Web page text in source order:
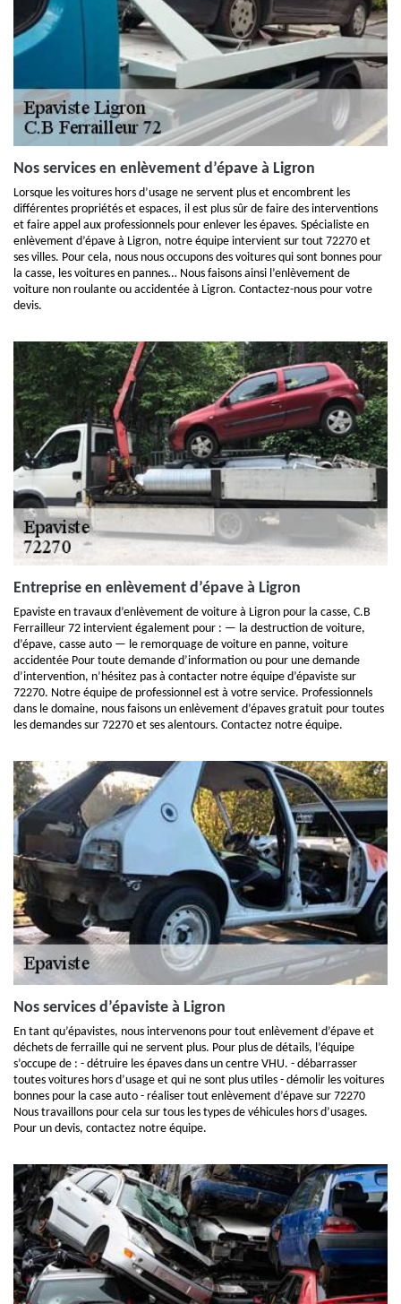
Nos services en enlèvement d’épave à Ligron
Lorsque les voitures hors d’usage ne servent plus et encombrent les
différentes propriétés et espaces, il est plus sûr de faire des interventions
et faire appel aux professionnels pour enlever les épaves. Spécialiste en
enlèvement d’épave à Ligron, notre équipe intervient sur tout 72270 et
ses villes. Pour cela, nous nous occupons des voitures qui sont bonnes pour
la casse, les voitures en pannes… Nous faisons ainsi l’enlèvement de
voiture non roulante ou accidentée à Ligron. Contactez-nous pour votre
devis.
Entreprise en enlèvement d’épave à Ligron
Epaviste en travaux d’enlèvement de voiture à Ligron pour la casse, C.B
Ferrailleur 72 intervient également pour : — la destruction de voiture,
d’épave, casse auto — le remorquage de voiture en panne, voiture
accidentée Pour toute demande d’information ou pour une demande
d’intervention, n’hésitez pas à contacter notre équipe d’épaviste sur
72270. Notre équipe de professionnel est à votre service. Professionnels
dans le domaine, nous faisons un enlèvement d’épaves gratuit pour toutes
les demandes sur 72270 et ses alentours. Contactez notre équipe.
Nos services d’épaviste à Ligron
En tant qu’épavistes, nous intervenons pour tout enlèvement d’épave et
déchets de ferraille qui ne servent plus. Pour plus de détails, l’équipe
s’occupe de : - détruire les épaves dans un centre VHU. - débarrasser
toutes voitures hors d’usage et qui ne sont plus utiles - démolir les voitures
bonnes pour la case auto - réaliser tout enlèvement d’épave sur 72270
Nous travaillons pour cela sur tous les types de véhicules hors d’usages.
Pour un devis, contactez notre équipe.